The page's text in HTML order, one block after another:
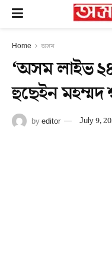
Home অসম
‘অসম লাইভ
হুছেইন মহম্মদ
byeditor July 9,